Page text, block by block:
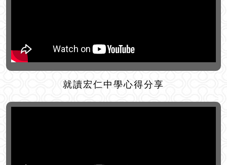
就讀宏仁中學心得分享